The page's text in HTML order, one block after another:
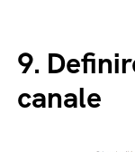
9.
canale